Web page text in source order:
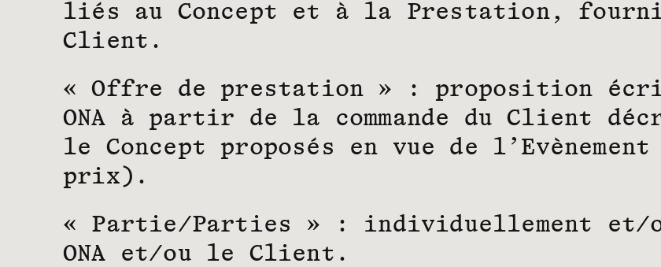
liés au Concept et à la Prestation, fournit
Client.
« Offre de prestation » : proposition
ONA à partir de la commande du Client
le Concept proposés en vue de
prix).
« Partie/Parties » : individuellement et/ou
ONA et/ou le Client.